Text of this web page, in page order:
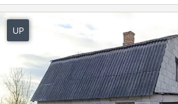
UP -2 часа назад